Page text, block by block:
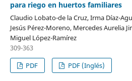
para riego en huertos familiares
Claudio Lobato-de la Cruz, Irma Díaz-
Jesús Pérez-Moreno, Mercedes Aurelia
Miguel López-Ramírez
309-363
PDF
PDF (Inglés)